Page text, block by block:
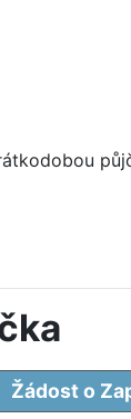
Žádost o